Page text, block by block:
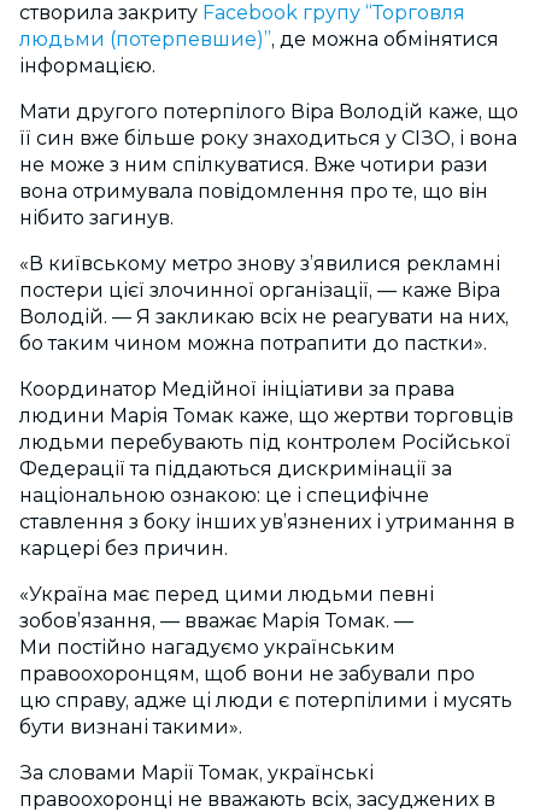
створила закриту Facebook групу “Торговля
людьми (потерпевшие)”, де можна обмінятися
інформацією.
Мати другого потерпілого Віра Володій каже, що
її син вже більше року знаходиться у СІЗО, і вона
не може з ним спілкуватися. Вже чотири рази
вона отримувала повідомлення про те, що він
нібито загинув.
«В київському метро знову з’явилися рекламні
постери цієї злочинної організації, — каже Віра
Володій. — Я закликаю всіх не реагувати на них,
бо таким чином можна потрапити до пастки».
Координатор Медійної ініціативи за права
людини Марія Томак каже, що жертви торговців
людьми перебувають під контролем Російської
Федерації та піддаються дискримінації за
національною ознакою: це і специфічне
ставлення з боку інших ув’язнених і утримання в
карцері без причин.
«Україна має перед цими людьми певні
зобов’язання, — вважає Марія Томак. —
Ми постійно нагадуємо українським
правоохоронцям, щоб вони не забували про
цю справу, адже ці люди є потерпілими і мусять
бути визнані такими».
За словами Марії Томак, українські
правоохоронці не вважають всіх, засуджених в